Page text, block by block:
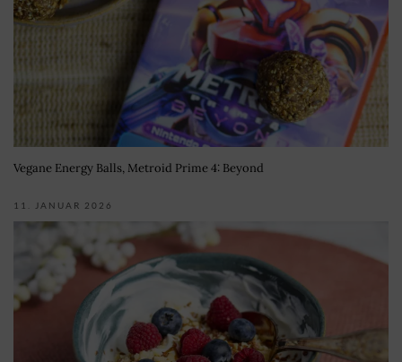
Vegane Energy Balls, Metroid Prime 4: Beyond
11. JANUAR 2026